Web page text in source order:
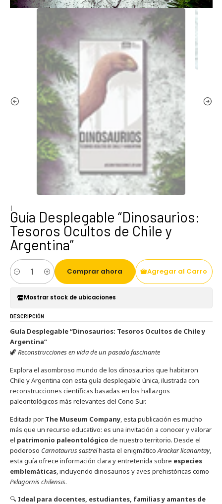
|
Guía Desplegable “Dinosaurios:
Tesoros Ocultos de Chile y
Argentina”
Cantidad Agregar al Carro
Comprar ahora
Mostrar stock de ubicaciones
DESCRIPCIÓN
Guía Desplegable “Dinosaurios: Tesoros Ocultos de Chile y
Argentina”
🦖Reconstrucciones en vida de un pasado fascinante
Explora el asombroso mundo de los dinosaurios que habitaron
Chile y Argentina con esta guía desplegable única, ilustrada con
reconstrucciones científicas basadas en los hallazgos
paleontológicos más relevantes del Cono Sur.
Editada por The Museum Company, esta publicación es mucho
más que un recurso educativo: es una invitación a conocer y valorar
el patrimonio paleontológico de nuestro territorio. Desde el
poderoso Carnotaurus sastreihasta el enigmático Arackar licanantay,
esta guía ofrece información clara y entretenida sobre especies
emblemáticas, incluyendo dinosaurios y aves prehistóricas como
Pelagornis chilensis.
🔍 Ideal para docentes, estudiantes, familias y amantes de